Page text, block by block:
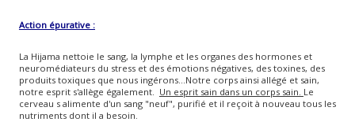
Action épurative :
La Hijama nettoie le sang, la lymphe et les organes des hormones et
neuromédiateurs du stress et des émotions négatives, des toxines, des
produits toxiques que nous ingérons...Notre corps ainsi allégé et sain,
notre esprit s'allège également. Un esprit sain dans un corps sain. Le
cerveau s alimente d'un sang "neuf", purifié et il reçoit à nouveau tous les
nutriments dont il a besoin.